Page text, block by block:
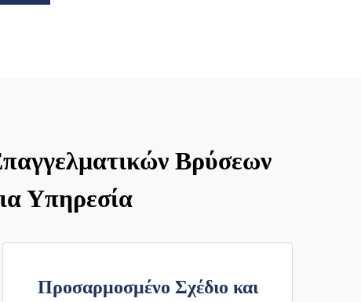
Βρύσεων
Υπηρεσία
Προσαρμοσμένο Σχέδιο και